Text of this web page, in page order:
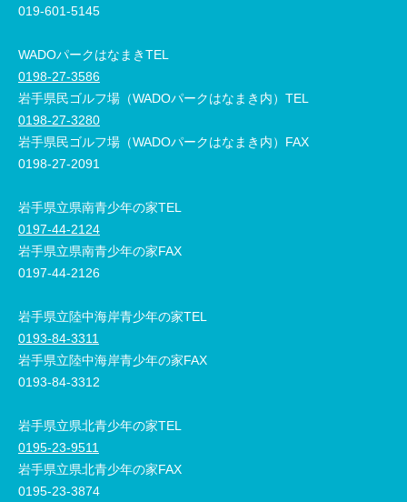
019-601-5145
WADOパークはなまきTEL
0198-27-3586
岩手県民ゴルフ場（WADOパークはなまき内）TEL
0198-27-3280
岩手県民ゴルフ場（WADOパークはなまき内）FAX
0198-27-2091
岩手県立県南青少年の家TEL
0197-44-2124
岩手県立県南青少年の家FAX
0197-44-2126
岩手県立陸中海岸青少年の家TEL
0193-84-3311
岩手県立陸中海岸青少年の家FAX
0193-84-3312
岩手県立県北青少年の家TEL
0195-23-9511
岩手県立県北青少年の家FAX
0195-23-3874